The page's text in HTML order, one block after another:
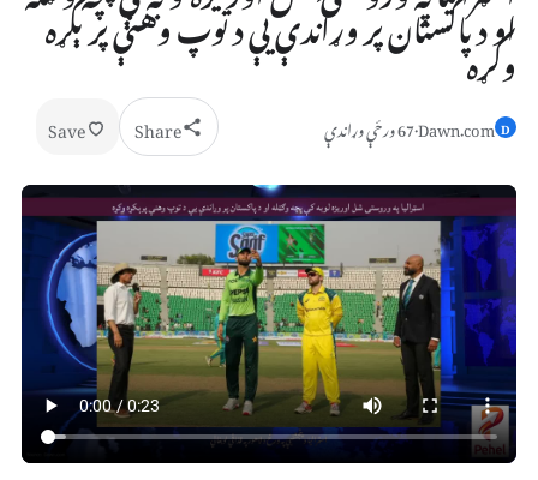
او د پاکستان پر وړاندې یې د توپ وهنې پرېکړه
وکړه
D
Dawn.com
·67 ورځې وړاندې Share
Save